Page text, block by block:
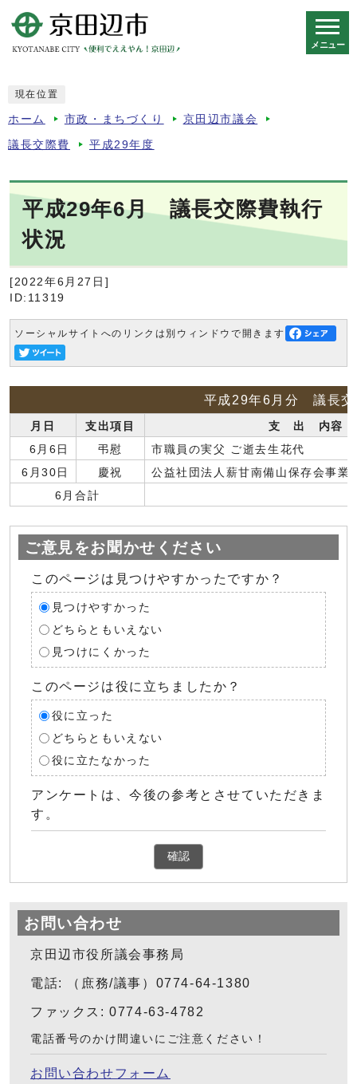
メニュー
現在位置
ホーム 市政・まちづくり 京田辺市議会
議長交際費 平成29年度
平成29年6月 議長交際費執行
状況
[2022年6月27日]
ID:11319
ソーシャルサイトへのリンクは別ウィンドウで開きます
平成29年6月分 議長交
月日 支出項目
支 出 内容
6月6日
弔慰
市職員の実父 ご逝去生花代
6月30日
慶祝
公益社団法人薪甘南備山保存会事業
6月合計
ご意見をお聞かせください
このページは見つけやすかったですか？
見つけやすかった
どちらともいえない
見つけにくかった
このページは役に立ちましたか？
役に立った
どちらともいえない
役に立たなかった
アンケートは、今後の参考とさせていただきま
す。
確認
お問い合わせ
京田辺市役所議会事務局
電話: （庶務/議事）0774-64-1380
ファックス: 0774-63-4782
電話番号のかけ間違いにご注意ください！
お問い合わせフォーム